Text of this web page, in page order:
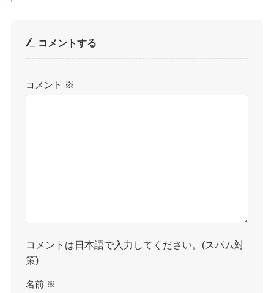
コメントする
コメント ※
コメントは日本語で入力してください。(スパム対
策)
名前 ※